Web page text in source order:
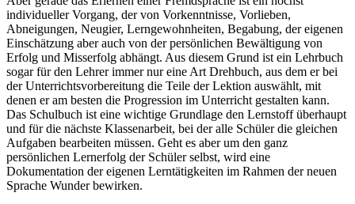
individueller Vorgang, der von Vorkenntnisse, Vorlieben,
Abneigungen, Neugier, Lerngewohnheiten, Begabung, der eigenen
Einschätzung aber auch von der persönlichen Bewältigung von
Erfolg und Misserfolg abhängt. Aus diesem Grund ist ein Lehrbuch
sogar für den Lehrer immer nur eine Art Drehbuch, aus dem er bei
der Unterrichtsvorbereitung die Teile der Lektion auswählt, mit
denen er am besten die Progression im Unterricht gestalten kann.
Das Schulbuch ist eine wichtige Grundlage den Lernstoff überhaupt
und für die nächste Klassenarbeit, bei der alle Schüler die gleichen
Aufgaben bearbeiten müssen. Geht es aber um den ganz
persönlichen Lernerfolg der Schüler selbst, wird eine
Dokumentation der eigenen Lerntätigkeiten im Rahmen der neuen
Sprache Wunder bewirken.